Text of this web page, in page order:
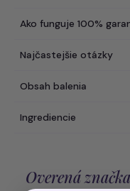
Ako funguje 100%
Najčastejšie otázky
Obsah balenia
Ingrediencie
Overená značka